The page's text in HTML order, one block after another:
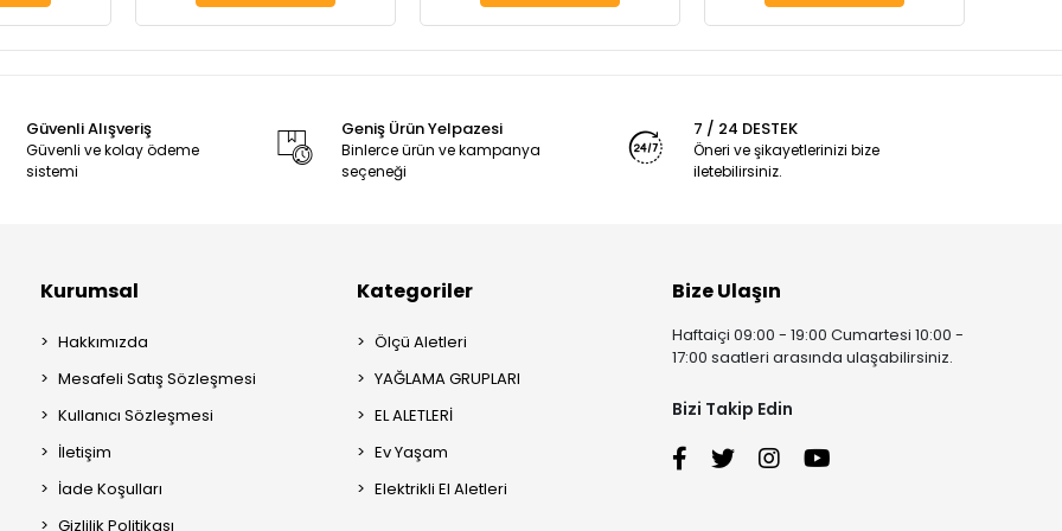
Güvenli Alışveriş
Güvenli ve kolay ödeme
sistemi
Geniş Ürün Yelpazesi
Binlerce ürün ve kampanya
seçeneği
7 / 24 DESTEK
Öneri ve şikayetlerinizi bize
iletebilirsiniz.
Kurumsal
Hakkımızda
Mesafeli Satış Sözleşmesi
Kullanıcı Sözleşmesi
İletişim
İade Koşulları
Gizlilik Politikası
Kategoriler
Ölçü Aletleri
YAĞLAMA GRUPLARI
EL ALETLERİ
Ev Yaşam
Elektrikli El Aletleri
Bize Ulaşın
Haftaiçi 09:00 - 19:00 Cumartesi 10:00 -
17:00 saatleri arasında ulaşabilirsiniz.
Bizi Takip Edin